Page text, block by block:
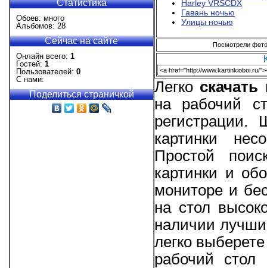
Статистика
Обоев: много
Альбомов: 28
Сейчас на сайте
Онлайн всего: 1
Гостей: 1
Пользователей: 0
С нами:
Поделиться страничкой
Harley VRSCDX
Гавань ночью
Улицы ночью
Посмотрели
Легко
на рабочий
картинки
Простой
картинки и
мониторе и
на стол
наличии
легко
рабочий стол